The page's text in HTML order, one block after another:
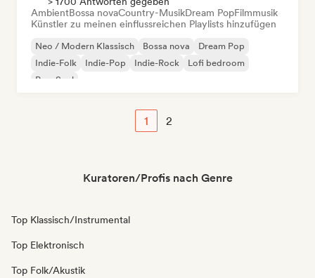
AmbientBossa novaCountry-MusikDream PopFilmmusik
Künstler zu meinen einflussreichen Playlists hinzufügen
Neo / Modern Klassisch Bossa nova
Dream Pop
Indie-Folk
Indie-Pop Indie-Rock
Lofi bedroom
Pop-Soul
1 2
Kuratoren/Profis nach Genre
Top Klassisch/Instrumental
Top Elektronisch
Top Folk/Akustik